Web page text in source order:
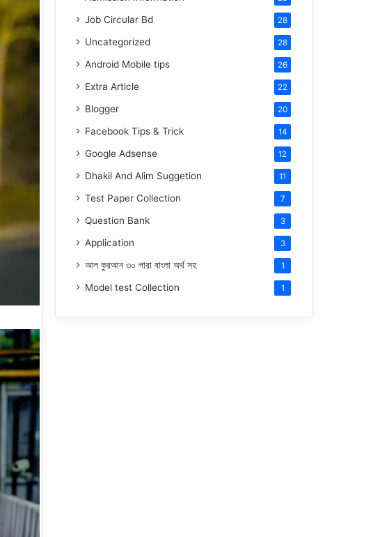
Job Circular Bd 28
Uncategorized 28
Android Mobile tips 26
Extra Article 22
Blogger 20
Facebook Tips & Trick 14
Google Adsense 12
Dhakil And Alim Suggetion 11
Test Paper Collection 7
Question Bank 3
Application 3
আল কুরআন ৩০ পারা বাংলা অর্থ সহ 1
Model test Collection 1